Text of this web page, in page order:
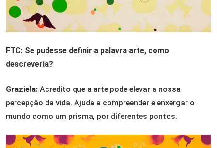
FTC: Se pudesse definir a palavra arte, como
descreveria?
Graziela: Acredito que a arte pode elevar a nossa
percepção da vida. Ajuda a compreender e enxergar o
mundo como um prisma, por diferentes pontos.